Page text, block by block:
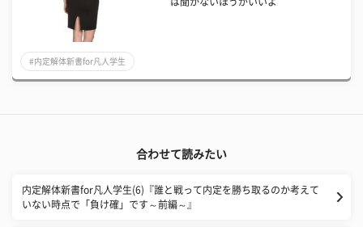
#内定解体新書for凡人学生
合わせて読みたい
内定解体新書for凡人学生(6)『誰と戦って内定を勝ち取るのか考えて
いない時点で「負け確」です～前編～』